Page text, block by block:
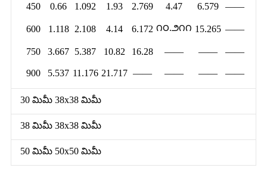
450 0.66 1.092 1.93 2.769 4.47 6.579 ——
600 1.118 2.108 4.14 6.172 ౧౦.౨౧౧ 15.265 ——
750 3.667 5.387 10.82 16.28 —— —— ——
900 5.537 11.176 21.717 —— —— —— ——
30 మిమీ 38x38 మిమీ
38 మిమీ 38x38 మిమీ
50 మిమీ 50x50 మిమీ